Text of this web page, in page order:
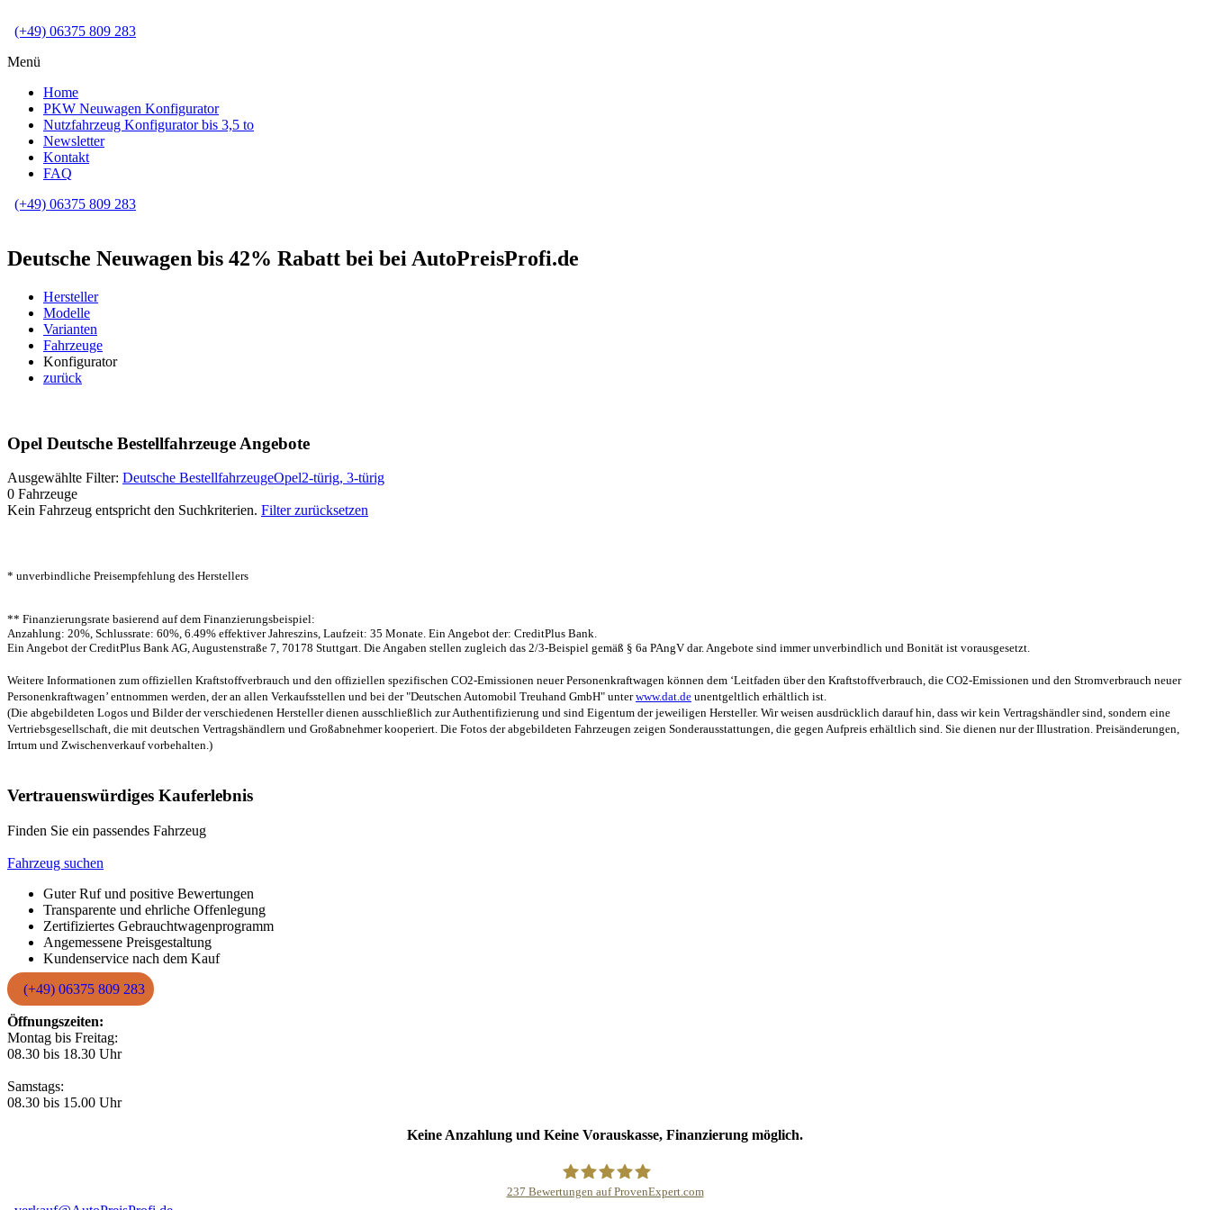
(+49) 06375 809 283
Menü
Home
PKW Neuwagen Konfigurator
Nutzfahrzeug Konfigurator bis 3,5 to
Newsletter
Kontakt
FAQ
(+49) 06375 809 283
Deutsche Neuwagen bis 42% Rabatt bei bei AutoPreisProfi.de
Hersteller
Modelle
Varianten
Fahrzeuge
Konfigurator
zurück
Opel Deutsche Bestellfahrzeuge Angebote
Ausgewählte Filter: Deutsche BestellfahrzeugeOpel2-türig, 3-türig
0 Fahrzeuge
Kein Fahrzeug entspricht den Suchkriterien. Filter zurücksetzen
* unverbindliche Preisempfehlung des Herstellers
** Finanzierungsrate basierend auf dem Finanzierungsbeispiel:
Anzahlung: 20%, Schlussrate: 60%, 6.49% effektiver Jahreszins, Laufzeit: 35 Monate. Ein Angebot der: CreditPlus Bank.
Ein Angebot der CreditPlus Bank AG, Augustenstraße 7, 70178 Stuttgart. Die Angaben stellen zugleich das 2/3-Beispiel gemäß § 6a PAngV dar. Angebote sind immer unverbindlich und Bonität ist vorausgesetzt.
Weitere Informationen zum offiziellen Kraftstoffverbrauch und den offiziellen spezifischen CO2-Emissionen neuer Personenkraftwagen können dem ‘Leitfaden über den Kraftstoffverbrauch, die CO2-Emissionen und den Stromverbrauch neuer
Personenkraftwagen’ entnommen werden, der an allen Verkaufsstellen und bei der "Deutschen Automobil Treuhand GmbH" unterwww.dat.de unentgeltlich erhältlich ist.
(Die abgebildeten Logos und Bilder der verschiedenen Hersteller dienen ausschließlich zur Authentifizierung und sind Eigentum der jeweiligen Hersteller. Wir weisen ausdrücklich darauf hin, dass wir kein Vertragshändler sind, sondern eine
Vertriebsgesellschaft, die mit deutschen Vertragshändlern und Großabnehmer kooperiert. Die Fotos der abgebildeten Fahrzeugen zeigen Sonderausstattungen, die gegen Aufpreis erhältlich sind. Sie dienen nur der Illustration. Preisänderungen,
Irrtum und Zwischenverkauf vorbehalten.)
Vertrauenswürdiges Kauferlebnis
Finden Sie ein passendes Fahrzeug
Fahrzeug suchen
Guter Ruf und positive Bewertungen
Transparente und ehrliche Offenlegung
Zertifiziertes Gebrauchtwagenprogramm
Angemessene Preisgestaltung
Kundenservice nach dem Kauf
(+49) 06375 809 283
Öffnungszeiten:
Montag bis Freitag:
08.30 bis 18.30 Uhr
Samstags:
08.30 bis 15.00 Uhr
Keine Anzahlung und Keine Vorauskasse, Finanzierung möglich.
237 Bewertungen auf ProvenExpert.com